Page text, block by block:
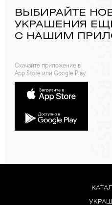
ВЫБИРАЙТЕ
УКРАШЕНИЯ
С НАШИМ
Скачайте приложение в
App Store или Google Play: